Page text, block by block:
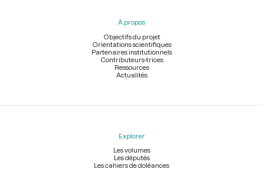
À propos
Objectifs du projet
Orientations scientifiques
Partenaires institutionnels
Contributeurs-trices
Ressources
Actualités
Explorer
Les volumes
Les députés
Les cahiers de doléances